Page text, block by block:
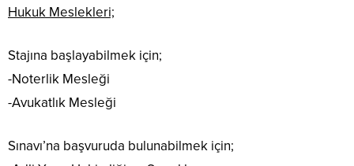
Hukuk Meslekleri;
Stajına başlayabilmek için;
-Noterlik Mesleği
-Avukatlık Mesleği
Sınavı’na başvuruda bulunabilmek için;